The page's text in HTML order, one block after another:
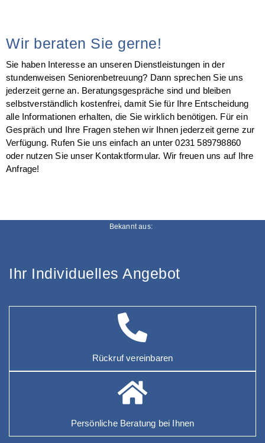
Wir beraten Sie gerne!
Sie haben Interesse an unseren Dienstleistungen in der
stundenweisen Seniorenbetreuung? Dann sprechen Sie uns
jederzeit gerne an. Beratungsgespräche sind und bleiben
selbstverständlich kostenfrei, damit Sie für Ihre Entscheidung
alle Informationen erhalten, die Sie wirklich benötigen. Für ein
Gespräch und Ihre Fragen stehen wir Ihnen jederzeit gerne zur
Verfügung. Rufen Sie uns einfach an unter 0231 589798860
oder nutzen Sie unser Kontaktformular. Wir freuen uns auf Ihre
Anfrage!
Ihr Individuelles Angebot
Rückruf vereinbaren
Persönliche Beratung bei Ihnen
Bekannt aus: